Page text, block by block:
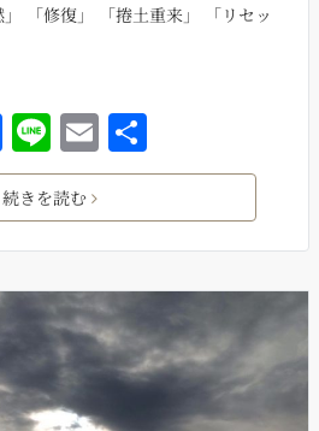
」 「修復」 「捲土重来」 「リセッ
F
a
c
e
b
o
o
k
Li
n
e
E
m
ai
l
有
続きを読む